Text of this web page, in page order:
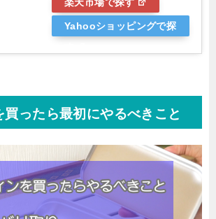
Yahooショッピングで探
買ったら最初にやるべきこと